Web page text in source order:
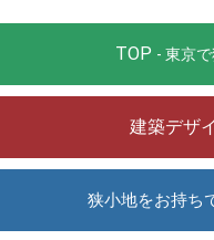
TOP - 東京
建築デザ
狭小地をお持ち